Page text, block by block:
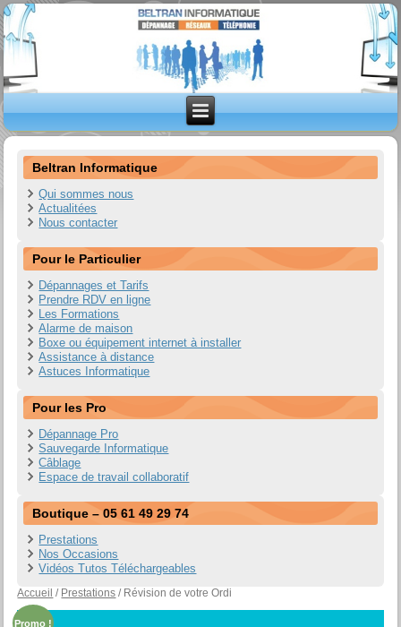
Beltran Informatique
Qui sommes nous
Actualitées
Nous contacter
Pour le Particulier
Dépannages et Tarifs
Prendre RDV en ligne
Les Formations
Alarme de maison
Boxe ou équipement internet à installer
Assistance à distance
Astuces Informatique
Pour les Pro
Dépannage Pro
Sauvegarde Informatique
Câblage
Espace de travail collaboratif
Boutique – 05 61 49 29 74
Prestations
Nos Occasions
Vidéos Tutos Téléchargeables
Accueil / Prestations / Révision de votre Ordi
Promo !